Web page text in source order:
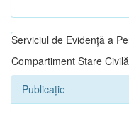
Serviciul de Evidență a
Compartiment Stare Civilă
Publicație